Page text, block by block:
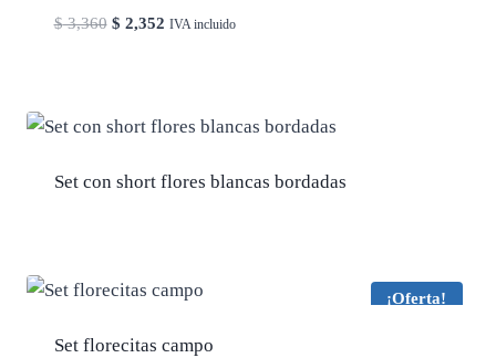
$3,360 El
$ 3,360.
$ 2,352El
$ 2,352.
IVA incluido
Set con short flores blancas bordadas
¡Oferta!
Set florecitas campo